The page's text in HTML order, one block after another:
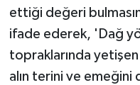
ettiği değeri
ifade ederek, 'Dağ
topraklarında
alın terini ve emeğini